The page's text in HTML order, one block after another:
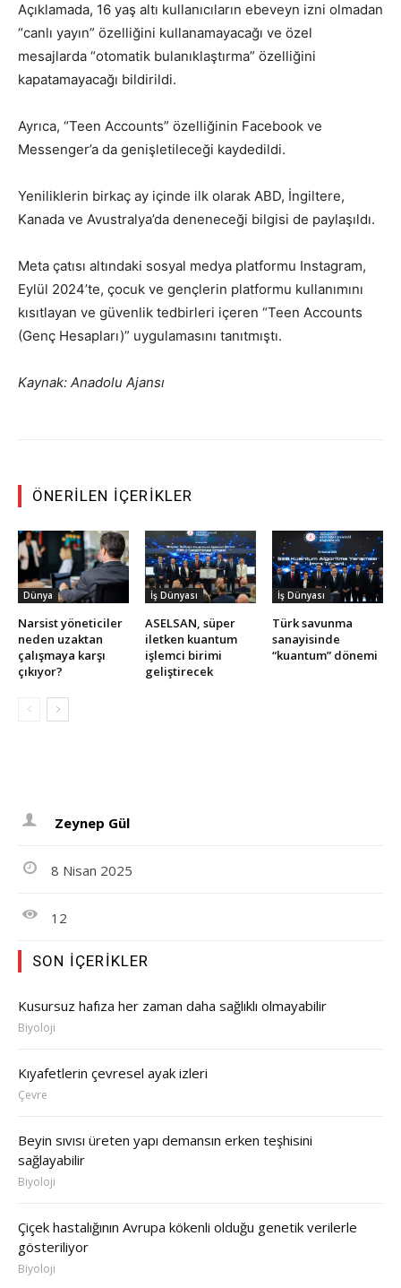
Açıklamada, 16 yaş altı kullanıcıların ebeveyn izni olmadan
“canlı yayın” özelliğini kullanamayacağı ve özel
mesajlarda “otomatik bulanıklaştırma” özelliğini
kapatamayacağı bildirildi.
Ayrıca, “Teen Accounts” özelliğinin Facebook ve
Messenger’a da genişletileceği kaydedildi.
Yeniliklerin birkaç ay içinde ilk olarak ABD, İngiltere,
Kanada ve Avustralya’da deneneceği bilgisi de paylaşıldı.
Meta çatısı altındaki sosyal medya platformu Instagram,
Eylül 2024’te, çocuk ve gençlerin platformu kullanımını
kısıtlayan ve güvenlik tedbirleri içeren “Teen Accounts
(Genç Hesapları)” uygulamasını tanıtmıştı.
Kaynak: Anadolu Ajansı
ÖNERILEN İÇERIKLER
Dünya
Narsist yöneticiler
neden uzaktan
çalışmaya karşı
çıkıyor?
İş Dünyası
ASELSAN, süper
iletken kuantum
işlemci birimi
geliştirecek
İş Dünyası
Türk savunma
sanayisinde
“kuantum” dönemi
Zeynep Gül
8 Nisan 2025
12
SON İÇERIKLER
Kusursuz hafıza her zaman daha sağlıklı olmayabilir
Biyoloji
Kıyafetlerin çevresel ayak izleri
Çevre
Beyin sıvısı üreten yapı demansın erken teşhisini
sağlayabilir
Biyoloji
Çiçek hastalığının Avrupa kökenli olduğu genetik verilerle
gösteriliyor
Biyoloji